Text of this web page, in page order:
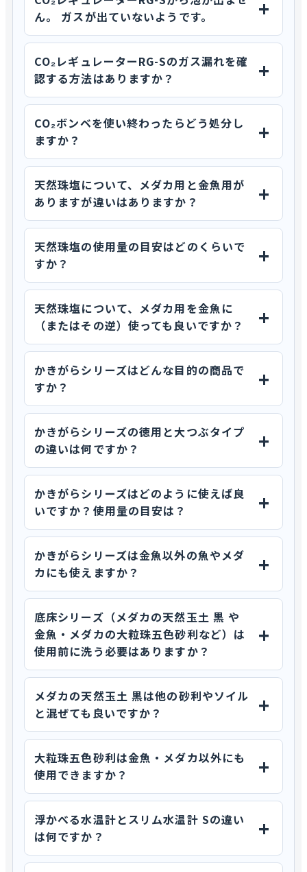
ん。 ガスが出ていないようです。
CO₂レギュレーターRG-Sのガス漏れを確
認する方法はありますか？
CO₂ボンベを使い終わったらどう処分し
ますか？
天然珠塩について、メダカ用と金魚用が
ありますが違いはありますか？
天然珠塩の使用量の目安はどのくらいで
すか？
天然珠塩について、メダカ用を金魚に
（またはその逆）使っても良いですか？
かきがらシリーズはどんな目的の商品で
すか？
かきがらシリーズの徳用と大つぶタイプ
の違いは何ですか？
かきがらシリーズはどのように使えば良
いですか？使用量の目安は？
かきがらシリーズは金魚以外の魚やメダ
カにも使えますか？
底床シリーズ（メダカの天然玉土 黒 や
金魚・メダカの大粒珠五色砂利など）は
使用前に洗う必要はありますか？
メダカの天然玉土 黒は他の砂利やソイル
と混ぜても良いですか？
大粒珠五色砂利は金魚・メダカ以外にも
使用できますか？
浮かべる水温計とスリム水温計 Sの違い
は何ですか？